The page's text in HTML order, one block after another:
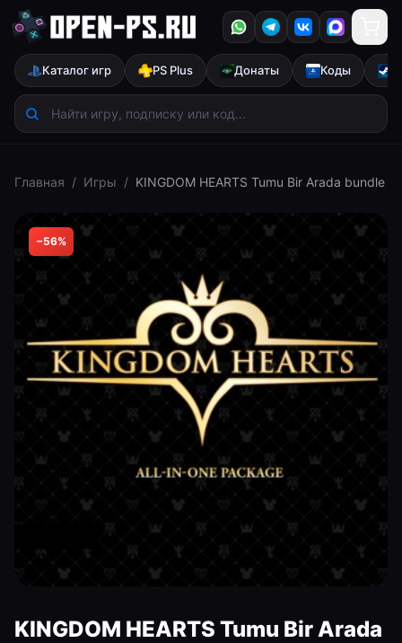
Каталог игр PS Plus Донаты Коды
Главная / Игры / KINGDOM HEARTS Tumu Bir Arada bundle
−56%
KINGDOM HEARTS Tumu Bir Arada